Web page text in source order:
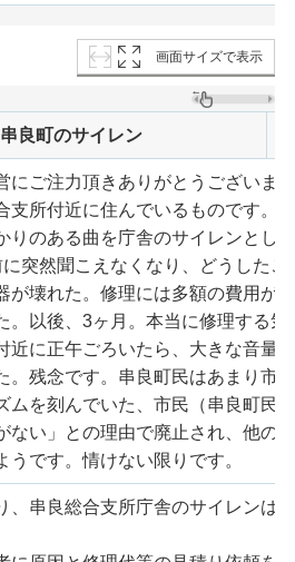
画面サイズで表示
串良町のサイレン
にご注力頂きありがとうございま
支所付近に住んでいるものです。
りのある曲を庁舎のサイレンとし
突然聞こえなくなり、どうした
が壊れた。修理には多額の費用が
。以後、3ヶ月。本当に修理する
近に正午ごろいたら、大きな音量
。残念です。串良町民はあまり市
ムを刻んでいた、市民（串良町民
ない」との理由で廃止され、他の
うです。情けない限りです。
、串良総合支所庁舎のサイレンは